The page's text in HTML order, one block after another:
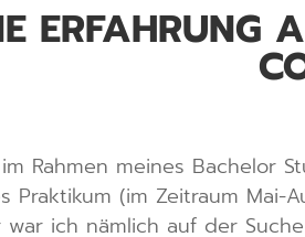
ERFAHRUNG
Rahmen meines Bachelor
Praktikum (im Zeitraum
war ich nämlich auf der